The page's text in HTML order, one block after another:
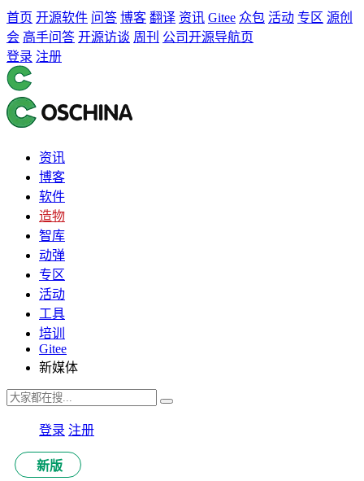
首页 开源软件 问答 博客 翻译 资讯 Gitee 众包 活动 专区 源创
会 高手问答 开源访谈 周刊 公司开源导航页
登录 注册
资讯
博客
软件
造物
智库
动弹
专区
活动
工具
培训
Gitee
新媒体
登录 注册
新版